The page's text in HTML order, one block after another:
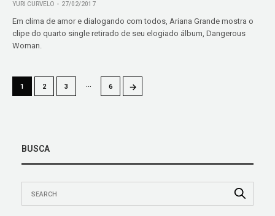
YURI CURVELO 27/02/2017
Em clima de amor e dialogando com todos, Ariana Grande mostra o
clipe do quarto single retirado de seu elogiado álbum, Dangerous
Woman.
1 2 3 … 6 →
BUSCA